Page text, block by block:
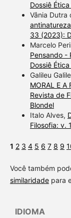
Dossiê
Vânia Dutra
antinatureza
33 (2023):
Marcelo
Pensando -
Dossiê
Galileu
MORAL E A
Revista de
Blondel
Italo Alves,
Filosofia: v.
1 2 3 4 5 6 7 8 9
Você também
similaridadepara
IDIOMA